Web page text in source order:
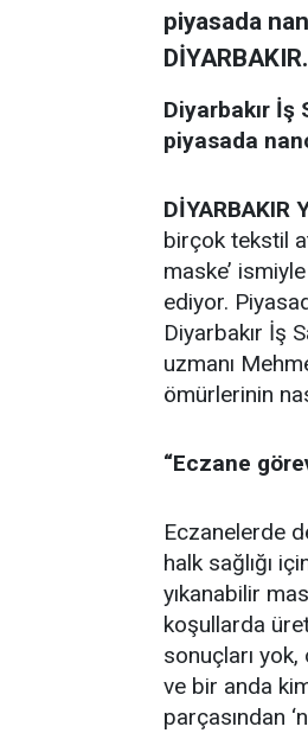
piyasada
Diyarbakır İş
piyasada
DİYARBAKIR
birçok tekstil
maske’
ediyor.
Diyarbakır İş
uzmanı
ömürlerinin
“Eczane
Eczanelerde
halk sağlığı
yıkanabilir
koşullarda
sonuçları
ve bir anda
parçasından